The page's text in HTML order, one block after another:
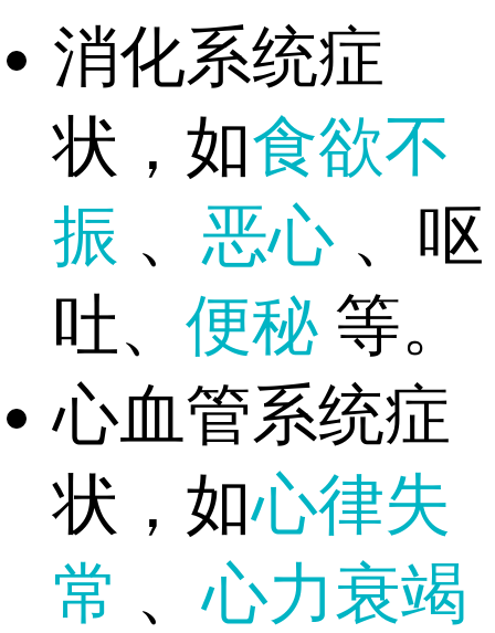
消化系统症
状，如食欲不
振 、 恶心 、呕
吐、 便秘 等。
心血管系统症
状，如心律失
常 、心力衰竭